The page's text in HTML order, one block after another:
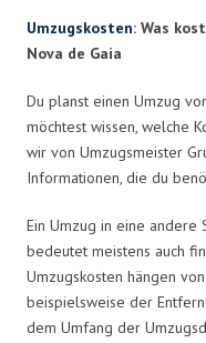
Umzugskosten: Was
Nova de Gaia
Du planst einen Umzug
möchtest wissen, welche
wir von Umzugsmeister
Informationen, die du
Ein Umzug in eine andere
bedeutet meistens auch
Umzugskosten hängen
beispielsweise der
dem Umfang der